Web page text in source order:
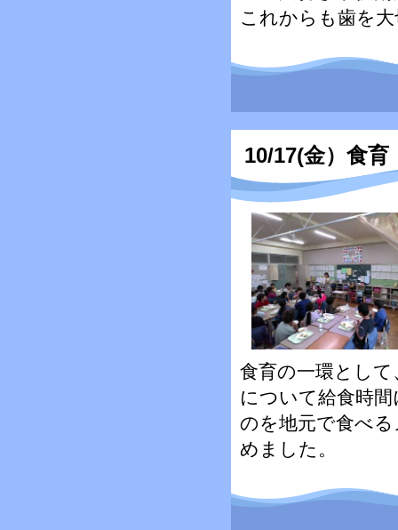
これからも歯を
10/17(金）食育
食育の一環とし
について給食時
のを地元で食べ
めました。